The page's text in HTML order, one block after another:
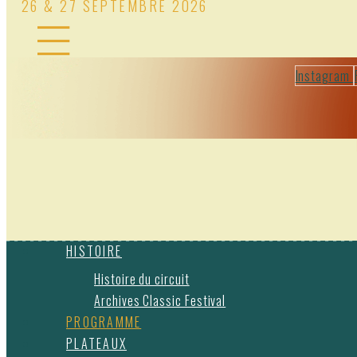
26 & 27 SEPTEMBRE 2026
Instagram
HISTOIRE
Histoire du circuit
Archives Classic Festival
PROGRAMME
PLATEAUX